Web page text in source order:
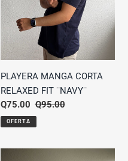
PLAYERA MANGA CORTA
RELAXED FIT ¨NAVY¨
Precio
de
venta
Q75.00 Precio
habitual
Q95.00
OFERTA